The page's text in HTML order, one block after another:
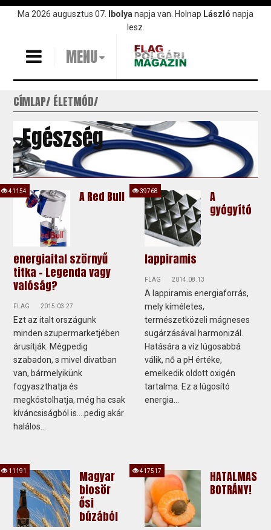
UgrásMa 2026 augusztus 07. Ibolya napja van. Holnap László napja
lesz.
MENU
CÍMLAP ÉLETMÓD
Egészség
A Red Bull
energiaital szörnyű
titka - Legenda vagy
valóság?
FLAG 2015.03.27
Ezt az italt országunk
minden szupermarketjében
árusítják. Mégpedig
szabadon, s mivel divatban
van, bármelyikünk
fogyaszthatja és
megkóstolhatja, még ha csak
kíváncsiságból is....pedig akár
halálos...
41154
A
gyógyító
lappiramis
FLAG 2014.08.13
A lappiramis energiaforrás,
mely kíméletes,
természetközeli mágneses
sugárzásával harmonizál.
Hatására a víz lúgosabbá
válik, nő a pH értéke,
emelkedik oldott oxigén
tartalma. Ez a lúgosító
energia...
39768
Magyar
biosör
ősi
búzából
11191
HATALMAS
BOTRÁNY!
417517